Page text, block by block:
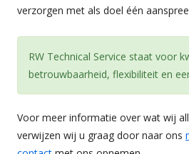
verzorgen met als doel één
RW Technical Service staat voor
betrouwbaarheid, flexibiliteit en
Voor meer informatie over wat wij
verwijzen wij u graag door naar ons